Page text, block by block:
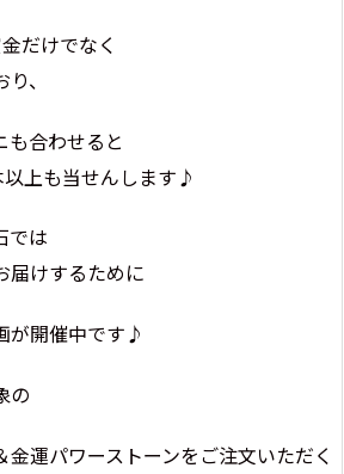
だけでなく
、
も合わせると
上も当せんします♪
では
届けするために
が開催中です♪
の
運パワーストーンをご注文いただく